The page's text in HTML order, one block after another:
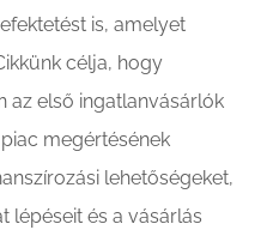
is, amelyet
célja, hogy
az első ingatlanvásárlók
megértésének
lehetőségeket,
lépéseit és a vásárlás